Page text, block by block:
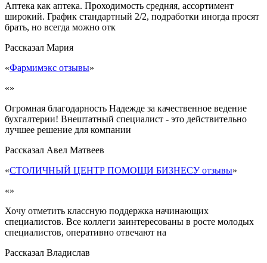
Аптека как аптека. Проходимость средняя, ассортимент
широкий. График стандартный 2/2, подработки иногда просят
брать, но всегда можно отк
Рассказал Мария
«Фармимэкс отзывы»
«»
Огромная благодарность Надежде за качественное ведение
бухгалтерии! Внештатный специалист - это действительно
лучшее решение для компании
Рассказал Авел Матвеев
«СТОЛИЧНЫЙ ЦЕНТР ПОМОЩИ БИЗНЕСУ отзывы»
«»
Хочу отметить классную поддержка начинающих
специалистов. Все коллеги заинтересованы в росте молодых
специалистов, оперативно отвечают на
Рассказал Владислав